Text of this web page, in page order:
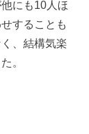
にも10人ほ
することも
、結構気楽
。